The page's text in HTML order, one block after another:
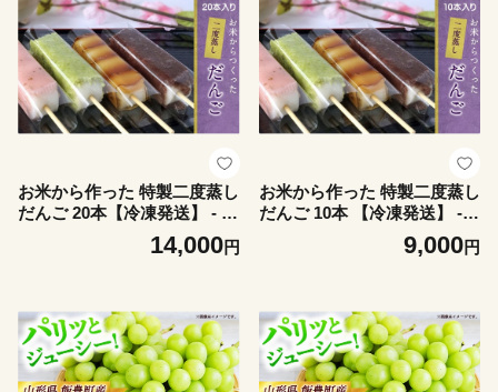
お米から作った 特製二度蒸し
だんご 20本【冷凍発送】 - 団
子 和菓子 あんこ みたらし じ
んだん ごま 季節の味 5種 各4
め 送料無料 山形県 飯豊町
14,000円
お米から作った 特製二度蒸し
だんご 10本 【冷凍発送】 -
団子 和菓子 あんこ みたらし
じんだん ごま 季節の味 5種
すすめ 送料無料 山形県 飯豊
町
9,000円